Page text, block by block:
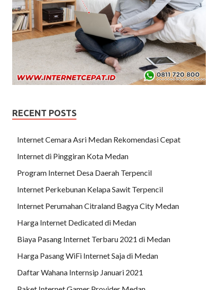
RECENT POSTS
Internet Cemara Asri Medan Rekomendasi Cepat
Internet di Pinggiran Kota Medan
Program Internet Desa Daerah Terpencil
Internet Perkebunan Kelapa Sawit Terpencil
Internet Perumahan Citraland Bagya City Medan
Harga Internet Dedicated di Medan
Biaya Pasang Internet Terbaru 2021 di Medan
Harga Pasang WiFi Internet Saja di Medan
Daftar Wahana Internsip Januari 2021